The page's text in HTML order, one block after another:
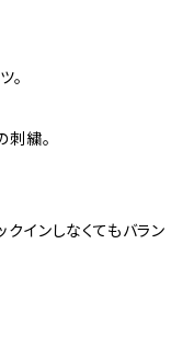
。
刺繍。
インしなくてもバラン